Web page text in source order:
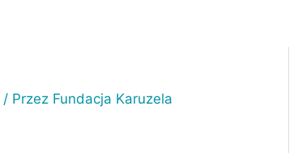
/ Przez Fundacja Karuzela